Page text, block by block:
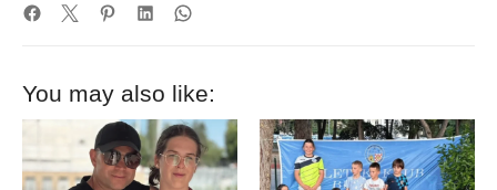
You may also like: